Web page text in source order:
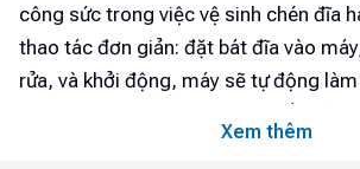
công sức trong việc vệ sinh chén đĩa
thao tác đơn giản: đặt bát đĩa vào
rửa, và khởi động, máy sẽ tự động
rửa bát rất hữu ích trong các bữa tiệc
Xem thêm